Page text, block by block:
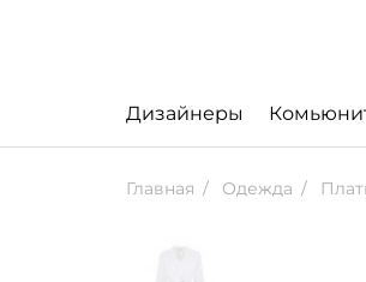
Дизайнеры
Главная Одежда